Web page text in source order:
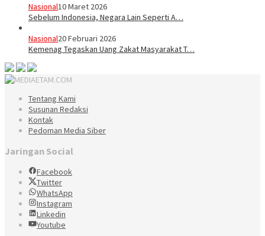
Nasional10 Maret 2026
Sebelum Indonesia, Negara Lain Seperti A…
Nasional20 Februari 2026
Kemenag Tegaskan Uang Zakat Masyarakat T…
Tentang Kami
Susunan Redaksi
Kontak
Pedoman Media Siber
Jaringan Social
Facebook
Twitter
WhatsApp
Instagram
Linkedin
Youtube